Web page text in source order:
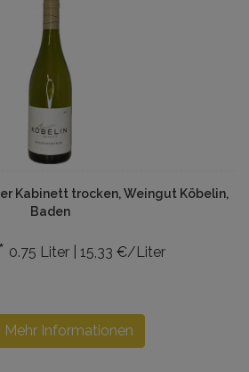
Kabinett trocken, Weingut Köbelin,
Baden
0.75 Liter | 15,33 €/Liter
Mehr Informationen